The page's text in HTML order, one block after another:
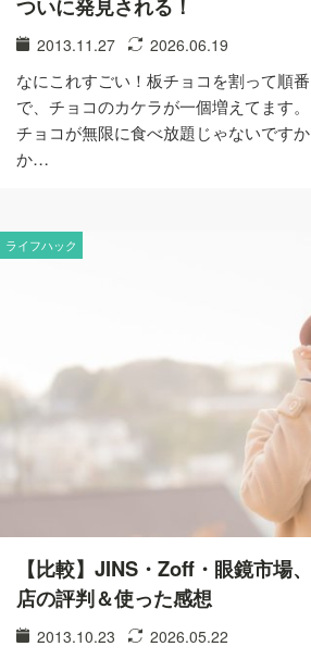
ついに発見される！
2013.11.27 2026.06.19
なにこれすごい！板チョコを割って順
で、チョコのカケラが一個増えてます。
チョコが無限に食べ放題じゃないです
か…
ライフハック
【比較】JINS・Zoff・眼鏡市場
店の評判＆使った感想
2013.10.23 2026.05.22